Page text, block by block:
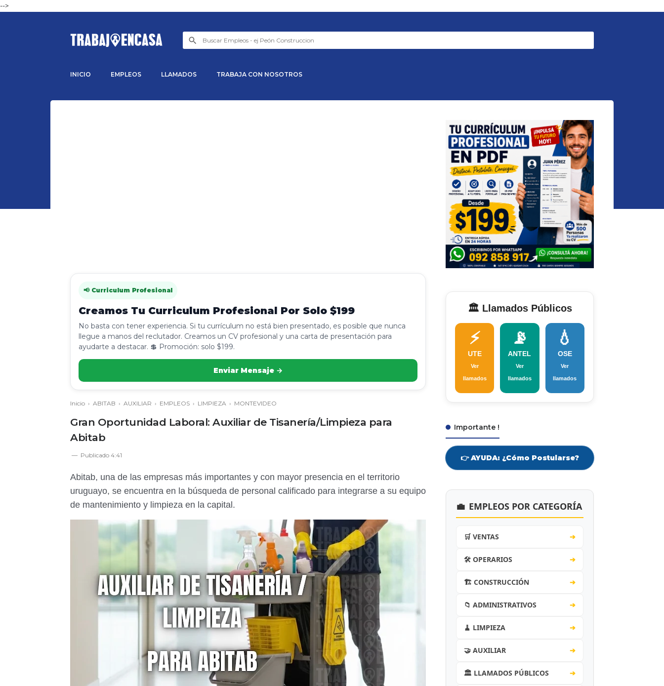
-->
INICIO EMPLEOS LLAMADOS TRABAJA CON NOSOTROS
📢 Curriculum Profesional
Creamos Tu Curriculum Profesional Por Solo $199
No basta con tener experiencia. Si tu currículum no está bien presentado, es posible que nunca
llegue a manos del reclutador. Creamos un CV profesional y una carta de presentación para
ayudarte a destacar. 💲 Promoción: solo $199.
Enviar Mensaje →
Inicio › ABITAB › AUXILIAR › EMPLEOS › LIMPIEZA › MONTEVIDEO
Gran Oportunidad Laboral: Auxiliar de Tisanería/Limpieza para
Abitab
Publicado 4:41
Abitab, una de las empresas más importantes y con mayor presencia en el territorio
uruguayo, se encuentra en la búsqueda de personal calificado para integrarse a su equipo
de mantenimiento y limpieza en la capital.
🏛️ Llamados Públicos
⚡
UTE
Ver
llamados
📡
ANTEL
Ver
llamados
💧
OSE
Ver
llamados
Importante !
👉 AYUDA: ¿Cómo Postularse?
💼 EMPLEOS POR CATEGORÍA
🛒 VENTAS ➔
🛠️ OPERARIOS ➔
🏗️ CONSTRUCCIÓN ➔
📁 ADMINISTRATIVOS ➔
🧹 LIMPIEZA ➔
🤝 AUXILIAR ➔
🏛️ LLAMADOS PÚBLICOS ➔